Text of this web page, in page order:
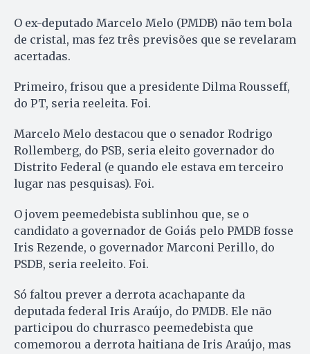
O ex-deputado Marcelo Melo (PMDB) não tem bola
de cristal, mas fez três previsões que se revelaram
acertadas.
Primeiro, frisou que a presidente Dilma Rousseff,
do PT, seria reeleita. Foi.
Marcelo Melo destacou que o senador Rodrigo
Rollemberg, do PSB, seria eleito governador do
Distrito Federal (e quando ele estava em terceiro
lugar nas pesquisas). Foi.
O jovem peemedebista sublinhou que, se o
candidato a governador de Goiás pelo PMDB fosse
Iris Rezende, o governador Marconi Perillo, do
PSDB, seria reeleito. Foi.
Só faltou prever a derrota acachapante da
deputada federal Iris Araújo, do PMDB. Ele não
participou do churrasco peemedebista que
comemorou a derrota haitiana de Iris Araújo, mas